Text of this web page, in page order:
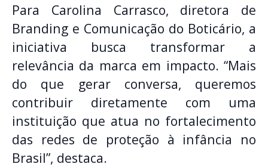
Para Carolina Carrasco, diretora de
Branding e Comunicação do Boticário, a
iniciativa busca transformar a
relevância da marca em impacto. “Mais
do que gerar conversa, queremos
contribuir diretamente com uma
instituição que atua no fortalecimento
das redes de proteção à infância no
Brasil”, destaca.